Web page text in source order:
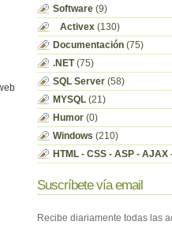
Software(9)
Activex(130)
Documentación(75)
.NET(75)
SQL Server(58)
MYSQL(21)
Humor(0)
Windows (210)
HTML - CSS - ASP - AJAX
Suscríbete vía email
Recibe diariamente todas las